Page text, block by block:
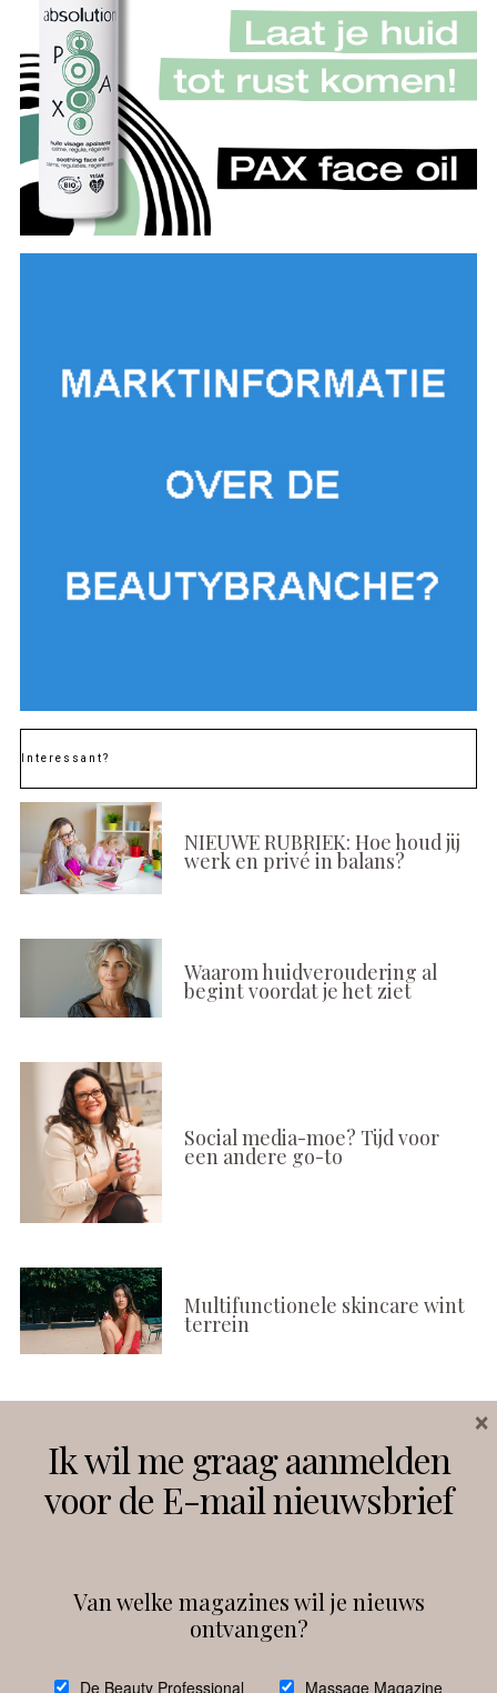
Interessant?
NIEUWE RUBRIEK: Hoe houd jij
werk en privé in balans?
Waarom huidveroudering al
begint voordat je het ziet
Social media-moe? Tijd voor
een andere go-to
Multifunctionele skincare wint
terrein
Instagram Facebook
debeautyprofessional
Ik wil me graag aanmelden
voor de E-mail nieuwsbrief
Van welke magazines wil je nieuws
ontvangen?
De Beauty Professional Massage Magazine
×